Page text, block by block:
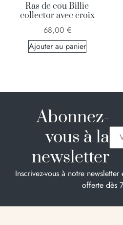
Ras de cou Billie
collector avec croix
68,00 €
Ajouter au panier
Abonnez-
vous à la
newsletter
Inscrivez-vous à notre
offerte dès